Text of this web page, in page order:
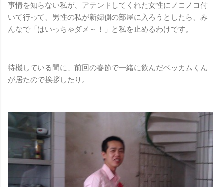
事情を知らない私が、アテンドしてくれた女性にノコノコ付
いて行って、男性の私が新婦側の部屋に入ろうとしたら、み
んなで「はいっちゃダメ～！」と私を止めるわけです。
待機している間に、前回の春節で一緒に飲んだベッカムくん
が居たので挨拶したり。